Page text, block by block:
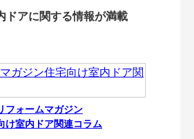
ドアに関する情報が満載
フォームマガジン
け室内ドア関連コラム